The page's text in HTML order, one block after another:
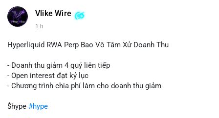
thanh khoản trước khi đẩy giá. Nếu số BTC này được gửi lên
sàn tập trung, áp lực bán tiềm năng sẽ gia tăng. Ngược lại, nếu
củng cố niềm tin cho xu hướng tăng.
Lời khuyên:
Nhà đầu tư nên theo dõi sát dòng tiền tiếp theo từ địa chỉ này.
Nếu BTC được nạp thêm lên sàn, cần thận trọng với nhịp điều
nắm giữ vị thế hiện tại.
Vlike Wire
1 h
Hyperliquid RWA Perp Bao Vô Tâm Xử Doanh Thu
- Doanh thu giảm 4 quý liên tiếp
- Open interest đạt kỷ lục
- Chương trình chia phí làm cho doanh thu giảm
$hype #hype